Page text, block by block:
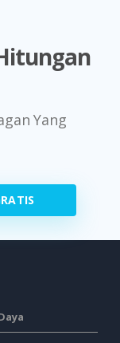
Yang